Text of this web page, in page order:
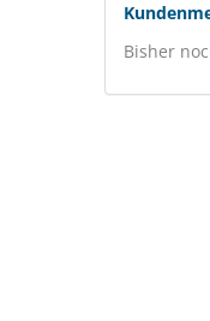
Bisher